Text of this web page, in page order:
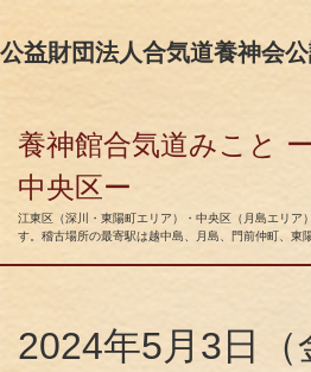
公益財団法人合気道養神会
養神館合気道みこと
中央区ー
江東区（深川・東陽町エリア）・中央区（月島エリア
す。稽古場所の最寄駅は越中島、月島、門前仲町、東
2024年5月3日（